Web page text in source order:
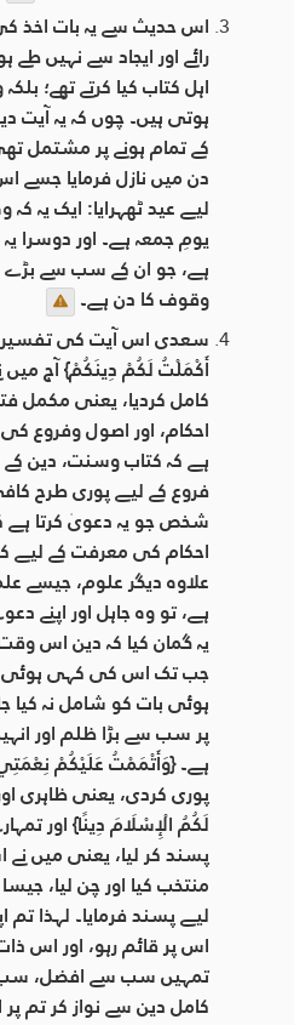
اس حدیث سے یہ بات اخذ
رائے اور ایجاد سے نہیں
اہل کتاب کیا کرتے تھے؛
ہوتی ہیں۔ چوں کہ یہ آیت
کے تمام ہونے پر مشتمل
دن میں نازل فرمایا
لیے عید ٹھہرایا: ایک یہ
یومِ جمعہ ہے۔ اور دوسرا
ہے، جو ان کے سب سے
وقوف کا دن ہے۔
سعدی اس آیت کی تفسیر
أَكْمَلْتُ لَكُمْ دِينَكُمْ} آج میں
کامل کردیا، یعنی مکمل
احکام، اور اصول وفروع
ہے کہ کتاب وسنت، دین
فروع کے لیے پوری طرح
شخص جو یہ دعویٰ کرتا ہے
احکام کی معرفت کے لیے
علاوہ دیگر علوم، جیسے
ہے، تو وہ جاہل اور اپنے
یہ گمان کیا کہ دین اس
جب تک اس کی کہی
ہوئی بات کو شامل نہ کیا
پر سب سے بڑا ظلم اور
ہے۔ {وَأَتْمَمْتُ عَلَيْكُمْ
پوری کردی، یعنی ظاہری
لَكُمُ الْإِسْلَامَ دِينًا} اور
پسند کر لیا، یعنی میں
منتخب کیا اور چن لیا،
لیے پسند فرمایا۔ لہذا تم
اس پر قائم رہو، اور اس
تمہیں سب سے افضل،
کامل دین سے نواز کر تم پر